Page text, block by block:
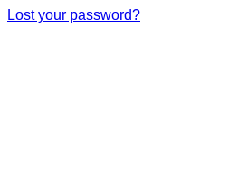
Lost your password?